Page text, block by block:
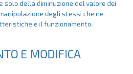
solo della diminuzione del valore dei
degli stessi che ne
e il funzionamento.
E MODIFICA